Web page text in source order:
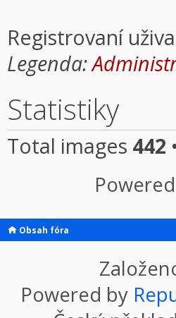
Registrovaní
Legenda:
Statistiky
Total images 442
Obsah fóra
Powered by